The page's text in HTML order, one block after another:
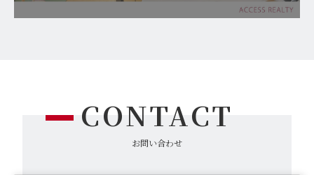
CONTACT
お問い合わせ